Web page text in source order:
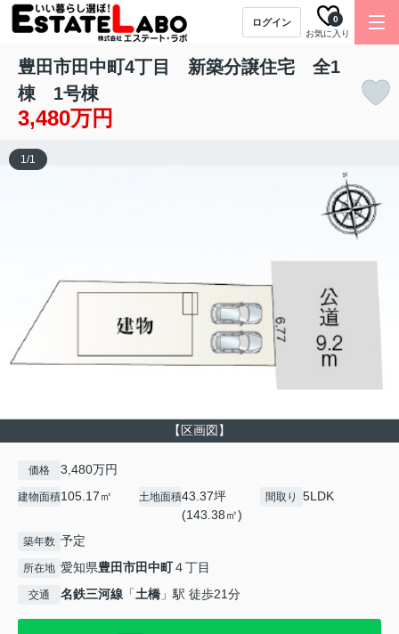
ログイン
お気に入り
0
豊田市田中町4丁目 新築分譲住宅 全1
棟 1号棟
3,480万円
【区画図】
1/1
価格 3,480万円
建物面積105.17㎡ 土地面積43.37坪
(143.38㎡)
間取り 5LDK
築年数 予定
所在地 愛知県豊田市田中町４丁目
交通 名鉄三河線 「土橋 」駅 徒歩21分